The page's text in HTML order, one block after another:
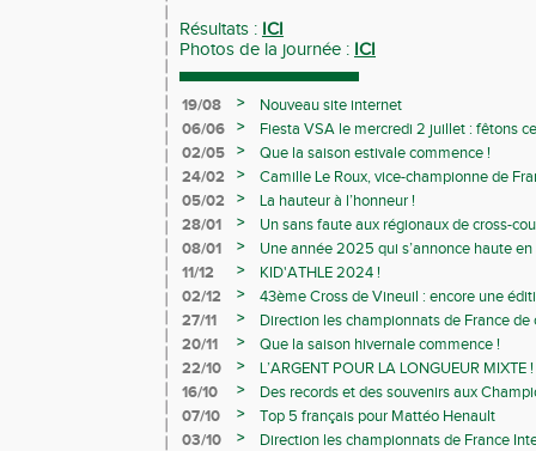
Résultats : ICI
Photos de la journée : ICI
19/08 >
Nouveau site internet
06/06
>
Fiesta VSA le mercredi 2 juillet : fêtons
02/05
>
Que la saison estivale commence !
24/02
>
Camille Le Roux, vice-championne de
05/02
>
La hauteur à l’honneur !
28/01
>
Un sans faute aux régionaux de cross-
08/01
>
Une année 2025 qui s’annonce haute
11/12
>
KID'ATHLE 2024 !
02/12
>
43ème Cross de Vineuil : encore une
27/11
>
Direction les championnats de France de
20/11
>
Que la saison hivernale commence !
22/10
>
L’ARGENT POUR LA LONGUEUR MIXTE !
16/10
>
Des records et des souvenirs aux
Avenirs
07/10 >
Top 5 français pour Mattéo Henault
03/10
>
Direction les championnats de France